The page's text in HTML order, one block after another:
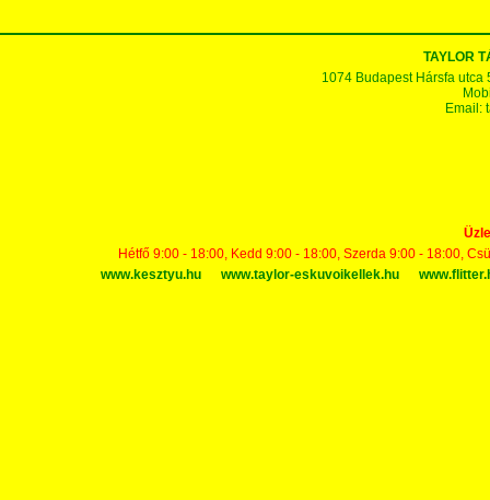
TAYLOR
1074 Budapest Hársfa utca
Email:
Hétfő 9:00 - 18:00, Kedd 9:00 - 18:00, Szerda 9:00 - 18:00,
www.kesztyu.hu
www.taylor-eskuvoikellek.hu